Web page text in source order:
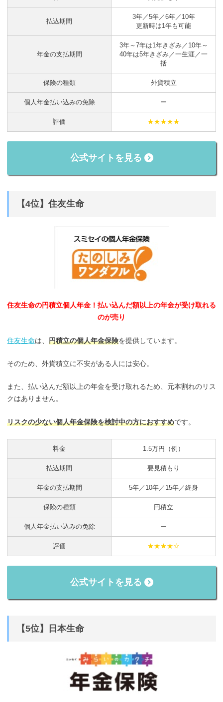
払込期間
3年／5年／6年／10年
更新時は1年も可能
年金の支払期間
3年～7年は1年きざみ／10年～
40年は5年きざみ／一生涯／一
括
保険の種類 外貨積立
個人年金払い込みの免除 ー
評価 ★★★★★
公式サイトを見る
【4位】住友生命
住友生命の円積立個人年金！払い込んだ額以上の年金が受け取れる
のが売り
住友生命は、 円積立の個人年金保険を提供しています。
そのため、外貨積立に不安がある人には安心。
また、払い込んだ額以上の年金を受け取れるため、元本割れのリス
クはありません。
リスクの少ない個人年金保険を検討中の方におすすめです。
料金 1.5万円（例）
払込期間 要見積もり
年金の支払期間 5年／10年／15年／終身
保険の種類 円積立
個人年金払い込みの免除 ー
評価 ★★★★☆
公式サイトを見る
【5位】日本生命